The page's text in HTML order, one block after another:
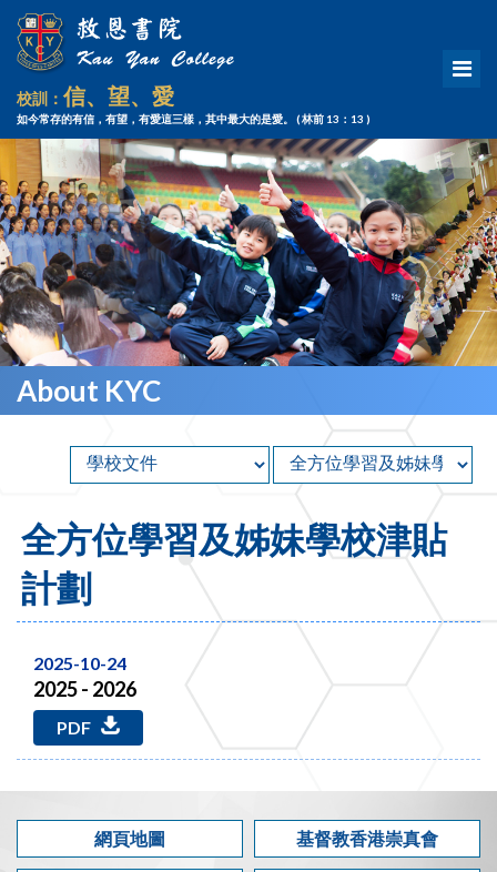
校訓：信、望、愛
如今常存的有信，有望，有愛這三樣，其中最大的是愛。 ( 林前 13：13 )
About KYC
全方位學習及姊妹學校津貼
計劃
2025-10-24
2025 - 2026
PDF
網頁地圖 基督教香港崇真會